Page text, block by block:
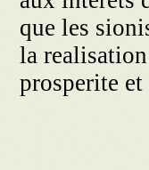
que les
la
prosperite et